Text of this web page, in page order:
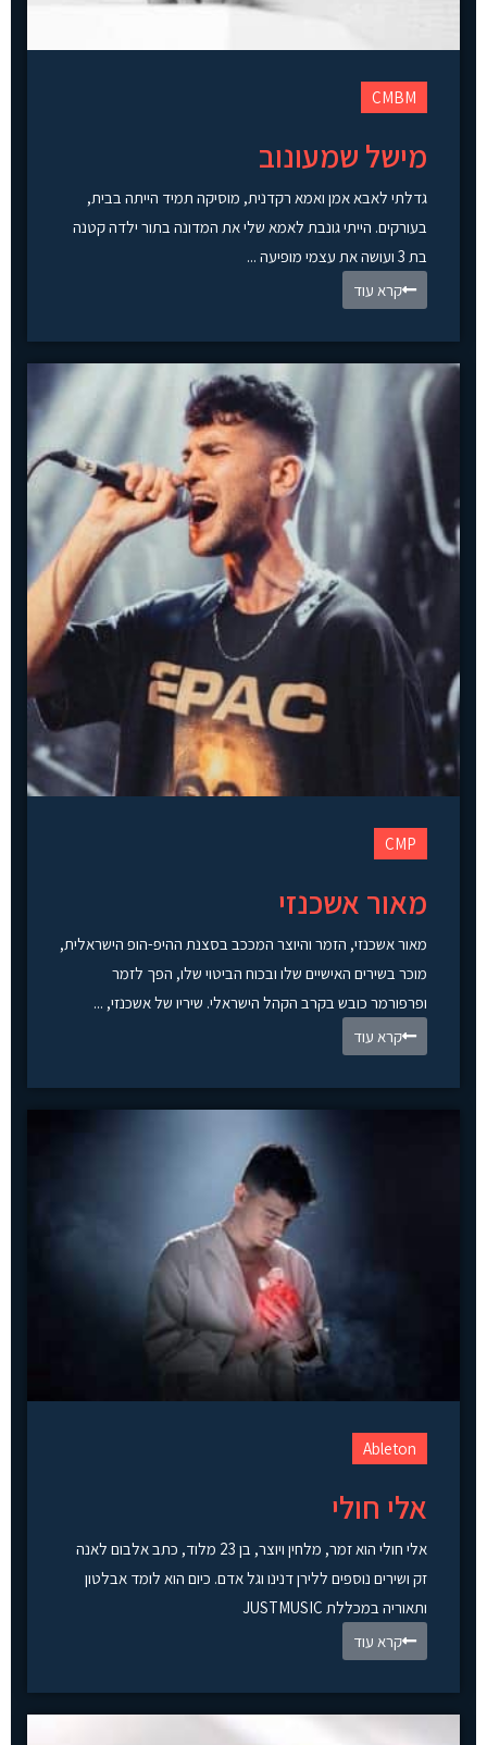
CMBM
מישל שמעונוב
גדלתי לאבא אמן ואמא רקדנית, מוסיקה תמיד הייתה בבית,
בעורקים. הייתי גונבת לאמא שלי את המדונה בתור ילדה קטנה
בת 3 ועושה את עצמי מופיעה ...
קרא עוד
CMP
מאור אשכנזי
מאור אשכנזי, הזמר והיוצר המככב בסצנת ההיפ-הופ הישראלית,
מוכר בשירים האישיים שלו ובכוח הביטוי שלו, הפך לזמר
ופרפורמר כובש בקרב הקהל הישראלי. שיריו של אשכנזי, ...
קרא עוד
Ableton
אלי חולי
אלי חולי הוא זמר, מלחין ויוצר, בן 23 מלוד, כתב אלבום לאנה
זק ושירים נוספים ללירן דנינו וגל אדם. כיום הוא לומד אבלטון
ותאוריה במכללת JUSTMUSIC
קרא עוד